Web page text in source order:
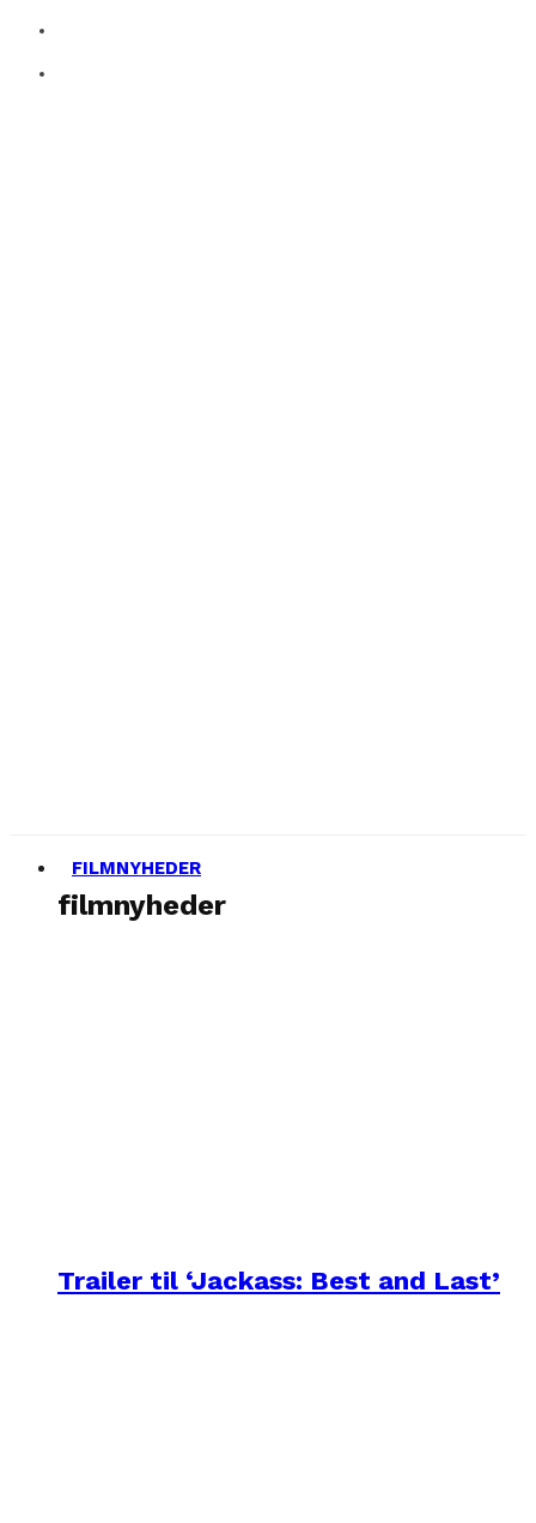
FILMNYHEDER
filmnyheder
Trailer til ‘Jackass: Best and Last’